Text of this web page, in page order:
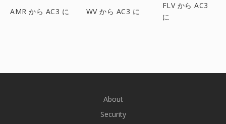
AMR から AC3 に WV から AC3 に
FLV から AC3
に
About
Security